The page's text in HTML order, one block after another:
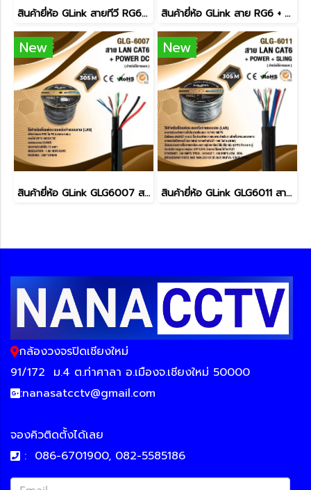
สินค้ายี่ห้อ GLink สายทีวี RG6 60% สีขาว 100เมตร สินค้ายี่ห้อ GLink สาย RG6 + DC 100เมตร ภายนอก
New
สินค้ายี่ห้อ GLink GLG6007 สาย LAN CAT6 + ไฟ 305เมตร
New
สินค้ายี่ห้อ GLink GLG6011 สาย LAN CAT6+ไฟ+สลิง 305เมตร
กล้องวงจรปิดเชียงใหม่
91/172 ม.4 ต.ท่าศาลา อ.เมืองจ.เชียงใหม่ 50000
:nanasatcctv@gmail.com
จองคิวติดตั้งได้เลย
: 086-6701900, 082-5585186